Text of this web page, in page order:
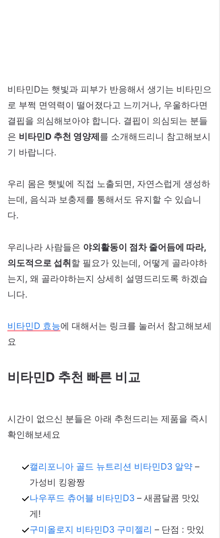
비타민D는 햇빛과 피부가 반응해서 생기는 비타민으
로 부쩍 면역력이 떨어졌다고 느끼거나, 우울하다면
결핍을 의심해보아야 합니다. 결핍이 의심되는 분들
은 비타민D 추천 영양제 를 소개해드리니 참고해보시
기 바랍니다.
우리 몸은 햇빛에 직접 노출되면, 자연스럽게 생성하
는데, 음식과 보충제를 통해서도 유지할 수 있습니
다.
우리나라 사람들은 야외활동이 점차 줄어듬에 따라,
의도적으로 섭취할 필요가 있는데, 어떻게 골라야하
는지, 왜 골라야하는지 상세히 설명드리도록 하겠습
니다.
비타민D 효능에 대해서는 링크를 눌러서 참고해보세
요
비타민D 추천 빠른 비교
시간이 없으신 분들은 아래 추천드리는 제품을 즉시
확인해보세요
캘리포니아 골드 뉴트리션 비타민D3 알약–
가성비 킹왕짱
나우푸드 츄어블 비타민D3– 새콤달콤 맛있
게!
구미올로지 비타민D3 구미젤리 – 단점 : 맛있